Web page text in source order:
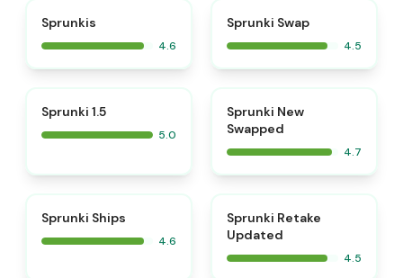
Sprunkis
4.6
Sprunki Swap
4.5
Sprunki 1.5
5.0
Sprunki New
Swapped
4.7
Sprunki Ships
4.6
Sprunki Retake
Updated
4.5